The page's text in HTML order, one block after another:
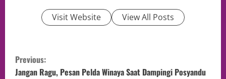
Visit Website View All Posts
Previous:
Jangan Ragu, Pesan Pelda Winaya Saat Dampingi Posyandu